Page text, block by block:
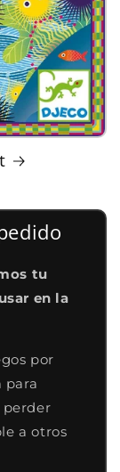
tu
en la
por
para
perder
a otros